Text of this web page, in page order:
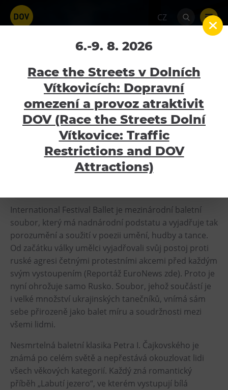
CZ
INTERNATIONAL
FESTIVAL BALLET –
největší “LABUTÍ
JEZERO“ na světě
Home Kalendář akcí
INTERNATIONAL
FESTIVAL BALLET – největší “LABUTÍ JEZERO“ na světě
28.1.2024
Atraktivity
Bolt Tower
Velký svět techniky
Malý svět techniky U6
Gong
Galerie Gong
Hornické muzeum
Heligonka
HopJump
Lezecká stěna
Národní zemědělské muzeum
Fajna Dilna
FUTUREUM
Prohlídky
Dolní Vítkovice
Hornické muzeum
International Festival Ballet je mezinárodní baletní
soubor, který má nadnárodní podstatu a vyjadřuje tak
porozumění a soužití v poezii umění, hudby a tance.
Od začátku války umělci vyjadřovali svůj postoj proti
ruské agresi četnými protestními akcemi před každým
svým vystoupením (Reportáž EuroNews zde). Proto je
nyní ohrožuje samo Rusko. Soubor, jehož součástí je
i velké množství ukrajinských tanečníků, vnímá sám
sebe přirozeně jako balet míru a soudržnosti mezi
všemi lidmi.
Nesmrtelná baletní klasika Petra I. Čajkovského je
známá po celém světě a nepřestává okouzlovat lidi
všech věkových kategorií. Každý zná romantický
příběh „Labutí jezero“, ve kterém vystupují bílá
6.-9. 8. 2026
Race the Streets v Dolních
Vítkovicích: Dopravní
omezení a provoz atraktivit
DOV (Race the Streets Dolní
Vítkovice: Traffic
Restrictions and DOV
Attractions)